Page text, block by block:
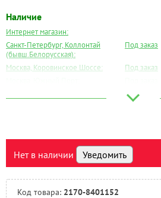
Наличие
Интернет магазин:
Санкт-Петербург, Коллонтай
(бывш.Белорусская):
Под заказ
Москва, Коровинское Шоссе:
Под заказ
Под заказ
Под заказ
Тюмень:
Под заказ
Нет в наличии Уведомить
Код товара: 2170-8401152